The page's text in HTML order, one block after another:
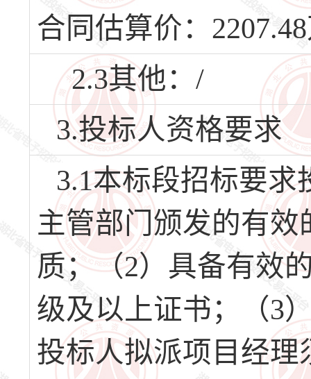
合同估算价：
2.3其他：/
3.投标人资格要求
3.1本标段招标要
主管部门颁发的有
质；（2）具备有效
级及以上证书；（3
投标人拟派项目经